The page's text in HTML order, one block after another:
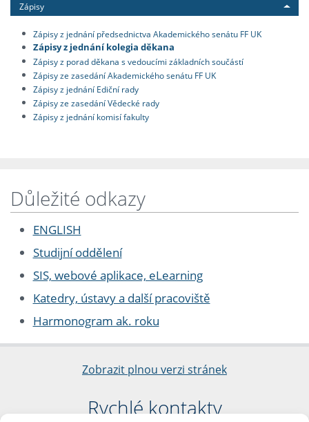
Zápisy
Zápisy z jednání předsednictva Akademického senátu FF UK
Zápisy z jednání kolegia děkana
Zápisy z porad děkana s vedoucími základních součástí
Zápisy ze zasedání Akademického senátu FF UK
Zápisy z jednání Ediční rady
Zápisy ze zasedání Vědecké rady
Zápisy z jednání komisí fakulty
Důležité odkazy
ENGLISH
Studijní oddělení
SIS, webové aplikace, eLearning
Katedry, ústavy a další pracoviště
Harmonogram ak. roku
Zobrazit plnou verzi stránek
Rychlé kontakty